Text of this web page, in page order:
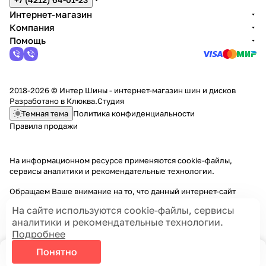
Интернет-магазин
Компания
Помощь
2018-2026 © Интер Шины - интернет-магазин шин и дисков
Разработано в Клюква.Студия
Темная тема Политика конфиденциальности
Правила продажи
На информационном ресурсе применяютсяcookie-файлы,
сервисы аналитики и рекомендательные технологии.
Обращаем Ваше внимание на то, что данный интернет-сайт
условиях информационные материалы и цены, размещенные на
сайте, не являются публичной офертой, определяемой
положениями Статей 435 и 437 Гражданского кодекса РФ.
На сайте используются cookie-файлы, сервисы
аналитики и рекомендательные технологии.
Подробнее
Понятно